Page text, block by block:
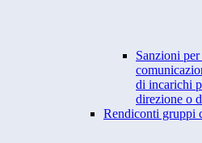
Sanzioni
di incarichi
direzione o
Rendiconti gruppi